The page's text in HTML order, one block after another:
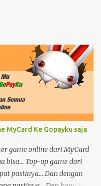
MyCard Ke Gopayku saja
game online dari MyCard
bisa... Top-up game dari
pastinya... Dan dengan